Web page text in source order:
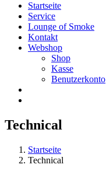
Startseite
Service
Lounge of Smoke
Kontakt
Webshop
Shop
Kasse
Benutzerkonto
Technical
Startseite
Technical